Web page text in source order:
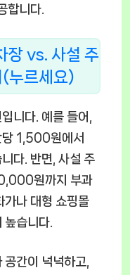
합니다.
장 vs. 사설 주
누르세요)
니다. 예를 들어,
당 1,500원에서
다. 반면, 사설 주
원까지 부과
가나 대형 쇼핑몰
높습니다.
간이 넉넉하고,